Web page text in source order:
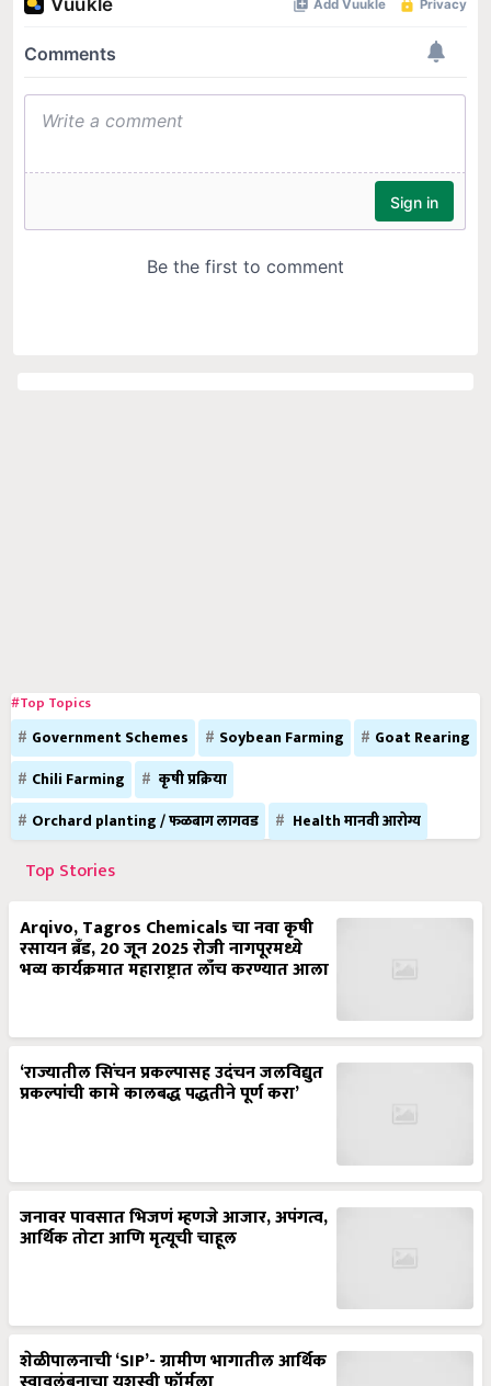
Government Schemes Soybean Farming
Goat Rearing
Chili Farming
कृषी प्रक्रिया
Orchard planting / फळबाग लागवड
Health मानवी आरोग्य
Top Stories
रसायन ब्रँड, 20 जून 2025 रोजी नागपूरमध्ये
भव्य कार्यक्रमात महाराष्ट्रात लाँच करण्यात आला
प्रकल्पांची कामे कालबद्ध पद्धतीने पूर्ण करा’
जनावर पावसात भिजणं म्हणजे आजार, अपंगत्व,
आर्थिक तोटा आणि मृत्यूची चाहूल
स्वावलंबनाचा यशस्वी फॉर्मुला